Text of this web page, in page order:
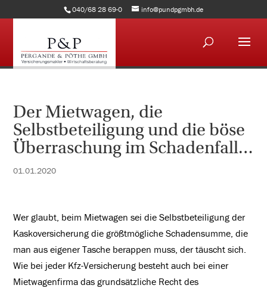
040/68 28 69-0 info@pundpgmbh.de
Der Mietwagen, die
Selbstbeteiligung und die böse
Überraschung im Schadenfall…
01.01.2020
Wer glaubt, beim Mietwagen sei die Selbstbeteiligung der
Kaskoversicherung die größtmögliche Schadensumme, die
man aus eigener Tasche berappen muss, der täuscht sich.
Wie bei jeder Kfz-Versicherung besteht auch bei einer
Mietwagenfirma das grundsätzliche Recht des